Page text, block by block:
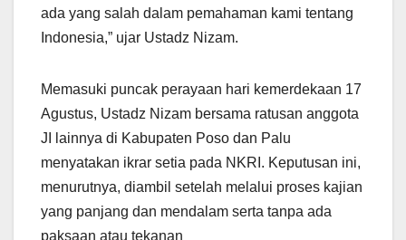
ada yang salah dalam pemahaman kami tentang
Indonesia,” ujar Ustadz Nizam.
Memasuki puncak perayaan hari kemerdekaan 17
Agustus, Ustadz Nizam bersama ratusan anggota
JI lainnya di Kabupaten Poso dan Palu
menyatakan ikrar setia pada NKRI. Keputusan ini,
menurutnya, diambil setelah melalui proses kajian
yang panjang dan mendalam serta tanpa ada
paksaan atau tekanan